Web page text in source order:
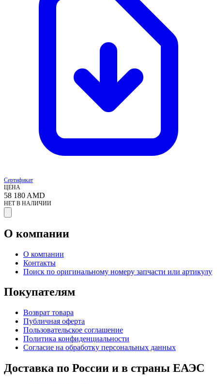
Сертификат
ЦЕНА
58 180 AMD
НЕТ В НАЛИЧИИ
О компании
О компании
Контакты
Поиск по оригинальному номеру запчасти или артикулу
Покупателям
Возврат товара
Публичная оферта
Пользовательское соглашение
Политика конфиденциальности
Согласие на обработку персональных данных
Доставка по России и в страны ЕАЭС